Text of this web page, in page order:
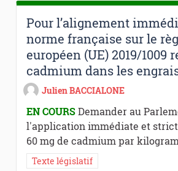
Pour l’alignement
norme française sur le
européen (UE) 2019/1009
cadmium dans les
Julien BACCIALONE
EN COURSDemander au
l'application immédiate et
60 mg de cadmium par
Texte législatif